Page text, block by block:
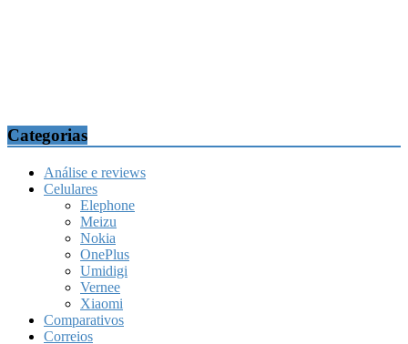
Categorias
Análise e reviews
Celulares
Elephone
Meizu
Nokia
OnePlus
Umidigi
Vernee
Xiaomi
Comparativos
Correios